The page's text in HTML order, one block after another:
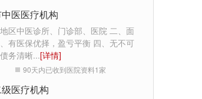
医医疗机构
区中医诊所、门诊部、医院 二、面
有医保优择，盈亏平衡 四、无不可
务清晰...[详情]
90天内已收到医院资料1家
医疗机构